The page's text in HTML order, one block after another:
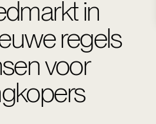
in
regels
voor